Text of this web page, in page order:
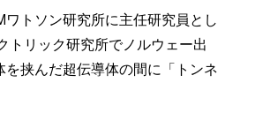
トソン研究所に主任研究員とし
トリック研究所でノルウェー出
挟んだ超伝導体の間に「トンネ